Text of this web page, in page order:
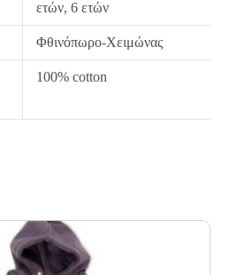
ετών, 6 ετών
Φθινόπωρο-Χειμώνας
100% cotton